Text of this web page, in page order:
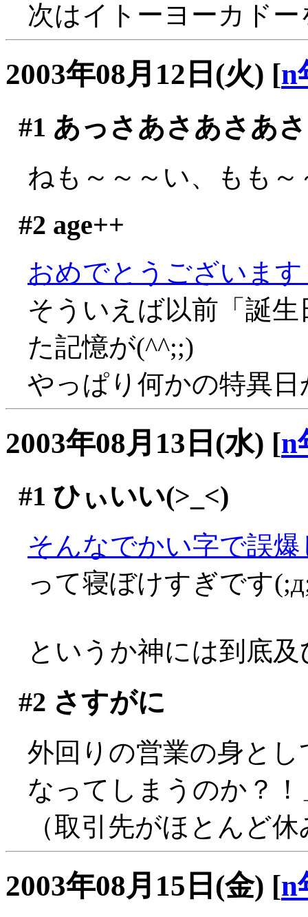
次はイトーヨーカド
2003年08月12日(火) [n
#1 あっさあさあさあ
ねも～～～い、もも～
#2 age++
おめでとうございま
そういえば以前「誕
た記憶が(^^;;)
やっぱり何かの特異
2003年08月13日(水) [n
#1 ひぃいい(>_<)
そんなでかい字で誤
って寝ぼけすぎです
というか神には到底
#2 さすがに
外回りの営業の身と
なってしまうのか？
（取引先がほとんど
2003年08月15日(金) [n